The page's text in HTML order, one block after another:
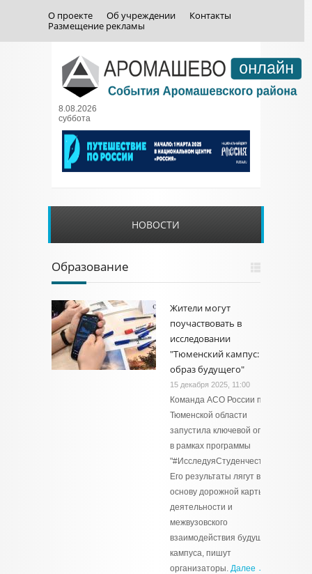
О проекте Об учреждении
Контакты
Размещение рекламы
8.08.2026
суббота
НОВОСТИ
Образование
Жители могут
поучаствовать в
исследовании
"Тюменский кампус:
образ будущего"
15 декабря 2025, 11:00
Команда АСО России по
Тюменской области
запустила ключевой опрос
в рамках программы
"#ИсследуяСтуденчество".
Его результаты лягут в
основу дорожной карты
деятельности и
межвузовского
взаимодействия будущего
кампуса, пишут
организаторы. Далее →